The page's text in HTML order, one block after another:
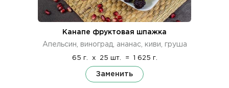
Канапе фруктовая шпажка
Апельсин, виноград, ананас, киви, груша
65 г. x 25 шт. = 1 625 г.
Заменить